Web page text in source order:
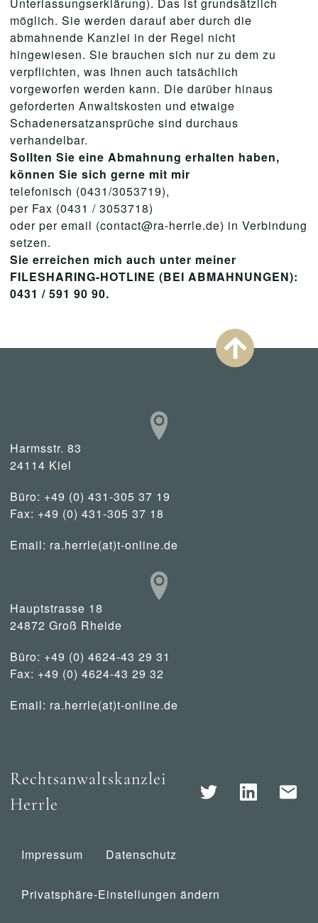
möglich. Sie werden darauf aber durch die
abmahnende Kanzlei in der Regel nicht
hingewiesen. Sie brauchen sich nur zu dem zu
verpflichten, was Ihnen auch tatsächlich
vorgeworfen werden kann. Die darüber hinaus
geforderten Anwaltskosten und etwaige
Schadenersatzansprüche sind durchaus
verhandelbar.
Sollten Sie eine Abmahnung erhalten haben,
können Sie sich gerne mit mir
telefonisch (0431/3053719),
per Fax (0431 / 3053718)
oder per email (contact@ra-herrle.de) in Verbindung
setzen.
Sie erreichen mich auch unter meiner
FILESHARING-HOTLINE (BEI ABMAHNUNGEN):
0431 / 591 90 90.
Harmsstr. 83
24114 Kiel
Büro: +49 (0) 431-305 37 19
Fax: +49 (0) 431-305 37 18
Email: ra.herrle(at)t-online.de
Hauptstrasse 18
24872 Groß Rheide
Büro: +49 (0) 4624-43 29 31
Fax: +49 (0) 4624-43 29 32
Email: ra.herrle(at)t-online.de
Rechtsanwaltskanzlei
Herrle
Impressum Datenschutz
Privatsphäre-Einstellungen ändern